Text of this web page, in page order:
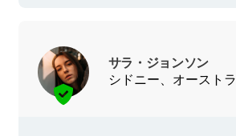
サラ・ジョンソン
シドニー、オースト